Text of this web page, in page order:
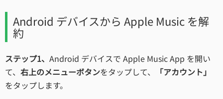
Android デバイスから Apple Music を解
約
ステップ1、 Android デバイスで Apple Music App を開い
て、 右上のメニューボタンをタップして、
「アカウント」
をタップします。